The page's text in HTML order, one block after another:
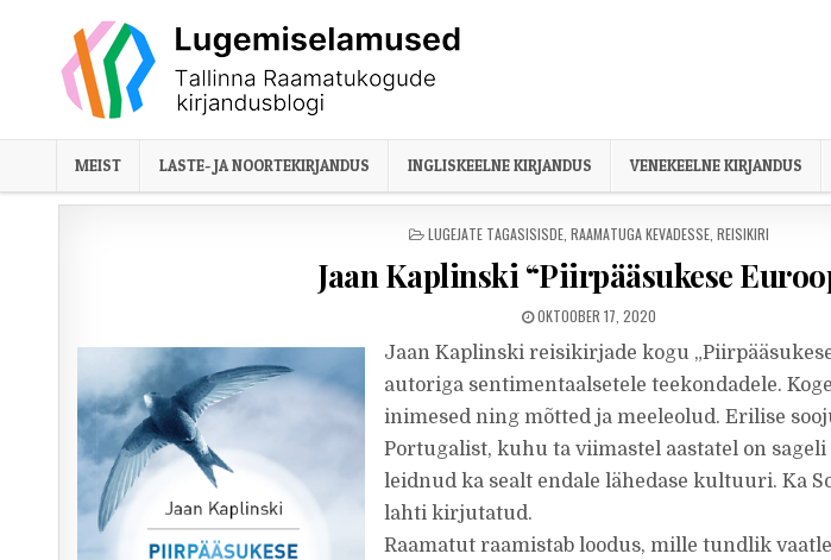
MEIST LASTE- JA NOORTEKIRJANDUS INGLISKEELNE KIRJANDUS VENEKEELNE KIRJANDUS
POSTED IN
LUGEJATE TAGASISISDE, RAAMATUGA KEVADESSE, REISIKIRI
Jaan Kaplinski “Piirpääsukese
PUBLISHED DATE:
OKTOOBER 17, 2020
Jaan Kaplinski reisikirjade kogu
autoriga sentimentaalsetele teekondadele.
inimesed ning mõtted ja meeleolud. Erilise
Portugalist, kuhu ta viimastel aastatel on sageli
leidnud ka sealt endale lähedase kultuuri. Ka
lahti kirjutatud.
Raamatut raamistab loodus, mille tundlik